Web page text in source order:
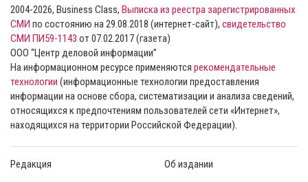
2004-2026, Business Class, Выписка из реестра зарегистрированных
СМИ по состоянию на 29.08.2018 (интернет-сайт), свидетельство
СМИ ПИ59-1143 от 07.02.2017 (газета)
ООО “Центр деловой информации”
На информационном ресурсе применяются рекомендательные
технологии (информационные технологии предоставления
информации на основе сбора, систематизации и анализа сведений,
относящихся к предпочтениям пользователей сети «Интернет»,
находящихся на территории Российской Федерации).
Редакция Об издании